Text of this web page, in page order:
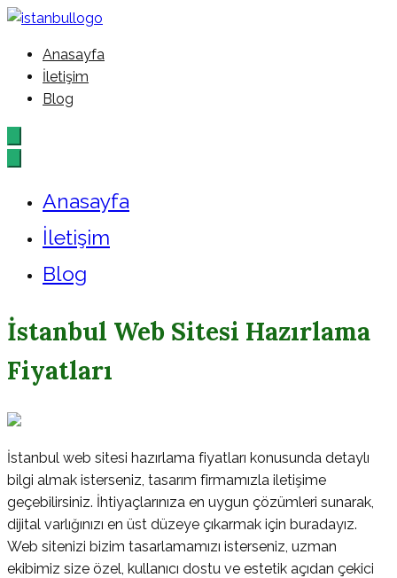
İçeriğe
İstanbul – Google – Reklam –
Ajansı
Anasayfa
İletişim
Blog
Anasayfa
İletişim
Blog
İstanbul Web Sitesi Hazırlama
Fiyatları
İstanbul web sitesi hazırlama fiyatları konusunda detaylı
bilgi almak isterseniz, tasarım firmamızla iletişime
geçebilirsiniz. İhtiyaçlarınıza en uygun çözümleri sunarak,
dijital varlığınızı en üst düzeye çıkarmak için buradayız.
Web sitenizi bizim tasarlamamızı isterseniz, uzman
ekibimiz size özel, kullanıcı dostu ve estetik açıdan çekici